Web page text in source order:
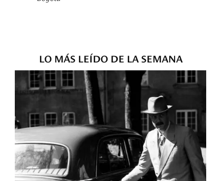
LO MÁS LEÍDO DE LA SEMANA